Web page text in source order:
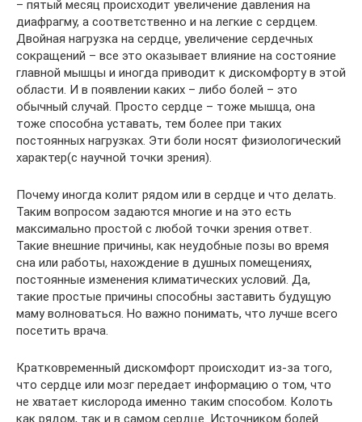
– пятый месяц происходит увеличение давления на
диафрагму, а соответственно и на легкие с сердцем.
Двойная нагрузка на сердце, увеличение сердечных
сокращений – все это оказывает влияние на состояние
главной мышцы и иногда приводит к дискомфорту в этой
области. И в появлении каких – либо болей – это
обычный случай. Просто сердце – тоже мышца, она
тоже способна уставать, тем более при таких
постоянных нагрузках. Эти боли носят физиологический
характер(с научной точки зрения).
Почему иногда колит рядом или в сердце и что делать.
Таким вопросом задаются многие и на это есть
максимально простой с любой точки зрения ответ.
Такие внешние причины, как неудобные позы во время
сна или работы, нахождение в душных помещениях,
постоянные изменения климатических условий. Да,
такие простые причины способны заставить будущую
маму волноваться. Но важно понимать, что лучше всего
посетить врача.
Кратковременный дискомфорт происходит из-за того,
что сердце или мозг передает информацию о том, что
не хватает кислорода именно таким способом. Колоть
как рядом, так и в самом сердце. Источником болей